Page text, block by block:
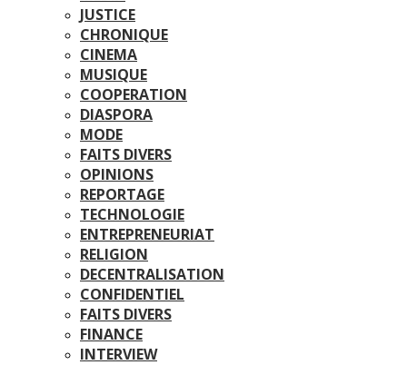
JUSTICE
CHRONIQUE
CINEMA
MUSIQUE
COOPERATION
DIASPORA
MODE
FAITS DIVERS
OPINIONS
REPORTAGE
TECHNOLOGIE
ENTREPRENEURIAT
RELIGION
DECENTRALISATION
CONFIDENTIEL
FAITS DIVERS
FINANCE
INTERVIEW